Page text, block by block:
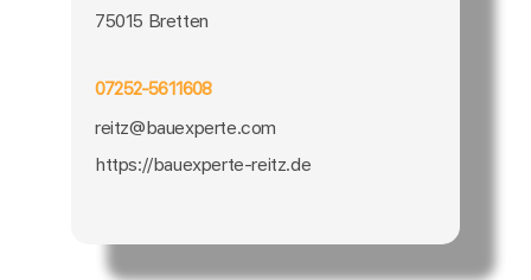
75015 Bretten
07252-5611608
reitz@bauexperte.com
https://bauexperte-reitz.de